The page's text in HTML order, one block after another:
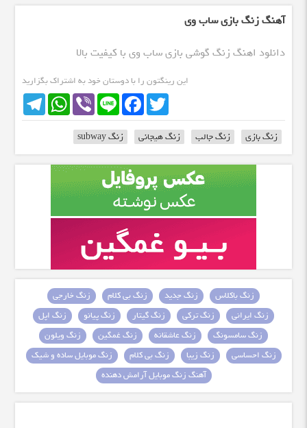
آهنگ زنگ بازی ساب وی
دانلود اهنگ زنگ گوشی بازی ساب وی با کیفیت بالا
این رینگتون را با دوستان خود به اشتراک بگزارید
TelegramWhatsApp Viber Line
FacebookTwitter
زنگ بازی زنگ جالب زنگ هیجانی زنگ subway
زنگ باکلاس زنگ جدید زنگ بی کلام
زنگ خارجی
زنگ ایرانی
زنگ ترکی زنگ گیتار زنگ پیانو
زنگ اپل
زنگ سامسونگ
زنگ عاشقانه زنگ غمگین
زنگ ویلون
زنگ احساسی
زنگ زیبا زنگ بی کلام
زنگ موبایل ساده و شیک
آهنگ زنگ موبایل آرامش دهنده